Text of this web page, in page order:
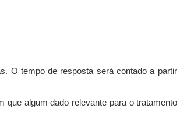
O tempo de resposta será contado a partir
algum dado relevante para o tratamento